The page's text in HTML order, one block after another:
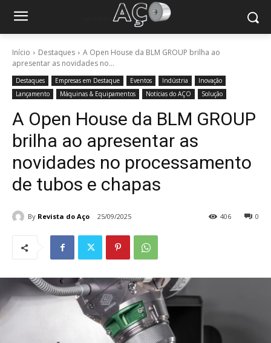
Início Destaques
A Open House da BLM GROUP brilha ao
apresentar as novidades no...
Destaques Empresas em Destaque Eventos Indústria
Inovação
Lançamento
Máquinas & Equipamentos Notícias do AÇO Solução
A Open House da BLM GROUP
brilha ao apresentar as
novidades no processamento
de tubos e chapas
By Revista do Aço 25/09/2025 0
406